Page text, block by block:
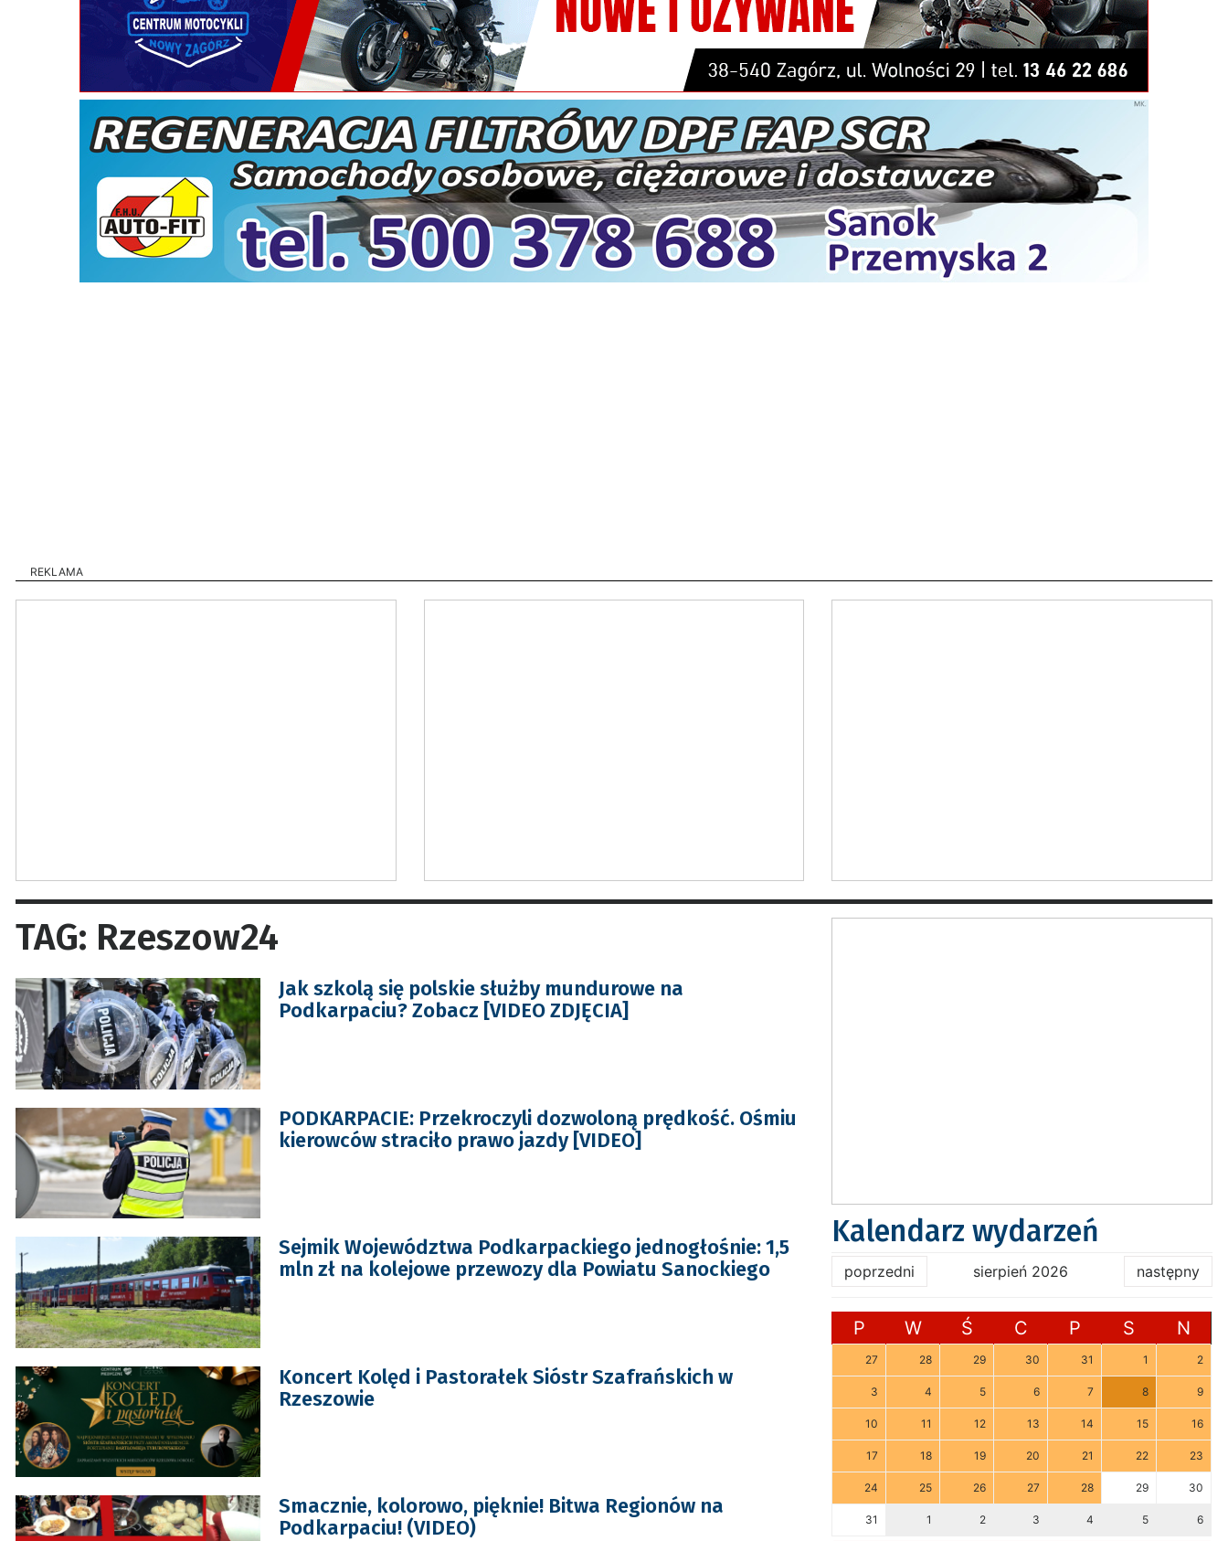
REKLAMA
TAG: Rzeszow24
Jak szkolą się polskie służby mundurowe na
Podkarpaciu? Zobacz [VIDEO ZDJĘCIA]
PODKARPACIE: Przekroczyli dozwoloną prędkość. Ośmiu
kierowców straciło prawo jazdy [VIDEO]
Sejmik Województwa Podkarpackiego jednogłośnie: 1,5
mln zł na kolejowe przewozy dla Powiatu Sanockiego
Koncert Kolęd i Pastorałek Sióstr Szafrańskich w
Rzeszowie
Smacznie, kolorowo, pięknie! Bitwa Regionów na
Podkarpaciu! (VIDEO)
Kalendarz wydarzeń
poprzedni sierpień 2026 następny
P W Ś C P S N
27 28 29 30 31 1 2
3 4 5 6 7 8 9
10 11 12 13 14 15 16
17 18 19 20 21 22 23
24 25 26 27 28 29 30
31 1 2 3 4 5 6